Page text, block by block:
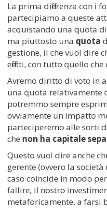
La prima differenza con i
partecipiamo a queste
acquistando una quota
ma piuttosto una quota
gestione, il che vuol dire
effetti, con tutto quello
Avremo diritto di voto in
una quota relativamente
potremmo sempre
ovviamente un impatto
parteciperemo alle sorti
che non ha capitale
Questo vuol dire anche
gerente (ovvero la
caso coincide in modo
fallire, il nostro
metaforicamente, a farsi